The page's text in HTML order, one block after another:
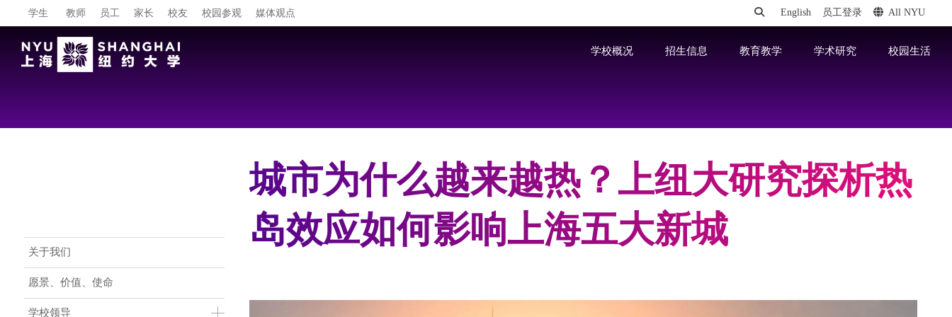
学生 教师 员工 家长 校友 校园参观 媒体观点 English 员工登录 All NYU
学校概况 招生信息 教育教学 学术研究 校园生活
Main Menu CN
关于我们
愿景、价值、使命
学校领导
城市为什么越来越热？上纽大研究探析热
岛效应如何影响上海五大新城